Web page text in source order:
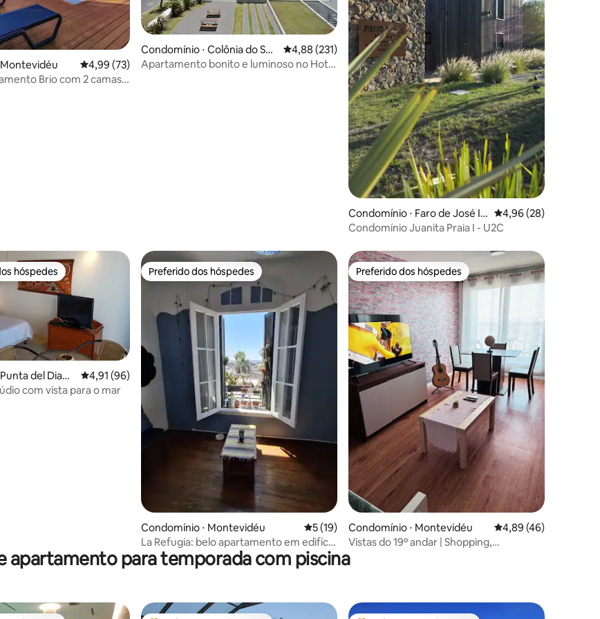
de 5, 64 avaliações
4,99 de uma avaliação média de 5, 73 avaliações
4,99 (73)
Brio com 2 camas
Condomínio ⋅ Colônia do Sac
ramento
4,88 de uma avaliação média de 5, 231 avaliações
4,88 (231)
Apartamento bonito e luminoso no Hotel
Condomínio ⋅ Faro de José Ig
nacio
4,96 de uma
4,96 (28)
Condomínio Juanita Praia I - U2C
5, 112 avaliações
preferidos dos hóspedes
hóspedes
del Diabl
4,91 de uma avaliação média de 5, 96 avaliações
4,91 (96)
com vista para o mar
Preferido dos hóspedes
Preferido dos hóspedes
Condomínio ⋅ Montevidéu 5 de uma avaliação média de 5, 19 avaliações
5 (19)
La Refugia: belo apartamento em edifício
histórico
Preferido dos hóspedes
Preferido dos hóspedes
Condomínio ⋅ Montevidéu 4,89 de uma
4,89 (46)
Vistas do 19º andar | Shopping,
estacionamento grátis
apartamento para temporada com piscina